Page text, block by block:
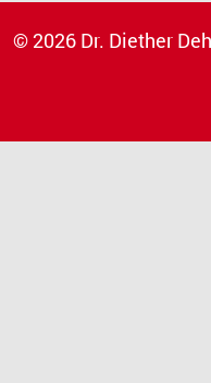
© 2026 Dr. Diether